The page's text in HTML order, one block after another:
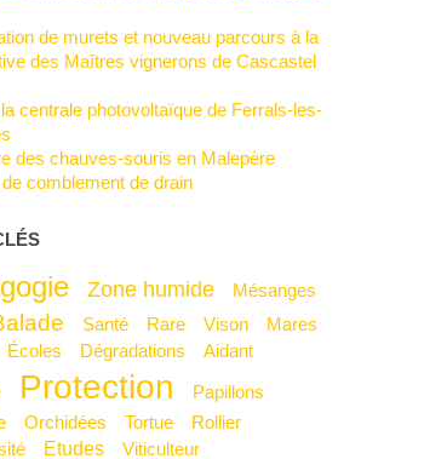
des Maîtres vignerons de Cascastel
des chauves-souris en Malepère
de comblement de drain
Zone humide Mésanges
Balade Santé Rare Vison
Mares
Écoles Dégradations Aidant
Protection
Papillons
Orchidées Tortue
Rollier
Etudes Viticulteur